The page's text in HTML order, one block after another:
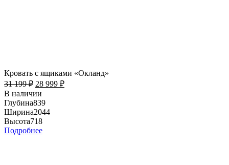
Кровать с ящиками «Окланд»
31 199₽ 28 999 ₽
В наличии
Глубина839
Ширина2044
Высота718
Подробнее